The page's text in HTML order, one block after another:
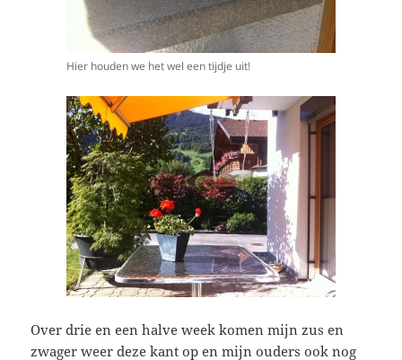
Hier houden we het wel een tijdje uit!
Over drie en een halve week komen mijn zus en
zwager weer deze kant op en mijn ouders ook nog